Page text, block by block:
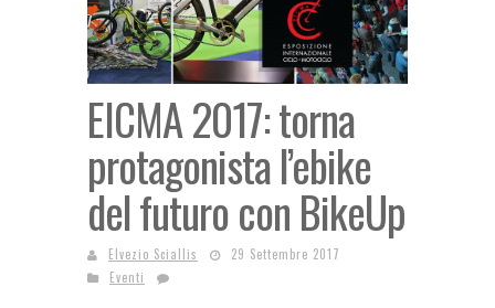
EICMA 2017: torna
protagonista l’ebike
del futuro con BikeUp
Elvezio Sciallis
29 Settembre 2017
Eventi